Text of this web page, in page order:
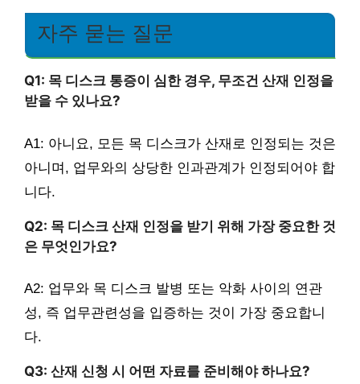
자주 묻는 질문
Q1: 목 디스크 통증이 심한 경우, 무조건 산재 인정을
받을 수 있나요?
A1: 아니요, 모든 목 디스크가 산재로 인정되는 것은
아니며, 업무와의 상당한 인과관계가 인정되어야 합
니다.
Q2: 목 디스크 산재 인정을 받기 위해 가장 중요한 것
은 무엇인가요?
A2: 업무와 목 디스크 발병 또는 악화 사이의 연관
성, 즉 업무관련성을 입증하는 것이 가장 중요합니
다.
Q3: 산재 신청 시 어떤 자료를 준비해야 하나요?